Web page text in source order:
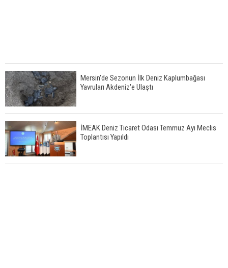
Mersin'de Sezonun İlk Deniz Kaplumbağası
Yavruları Akdeniz'e Ulaştı
İMEAK Deniz Ticaret Odası Temmuz Ayı Meclis
Toplantısı Yapıldı